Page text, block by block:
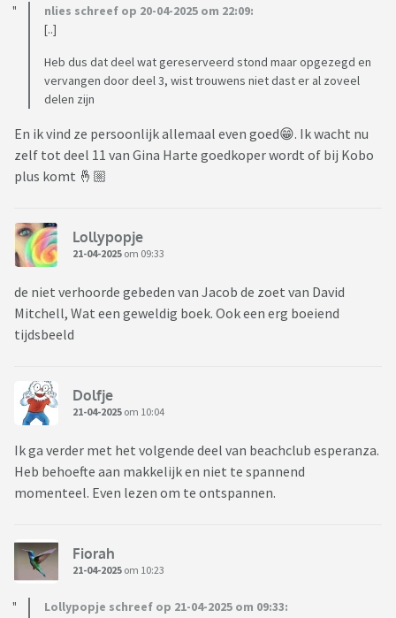
nlies schreef op 20-04-2025 om 22:09:
[..]
Heb dus dat deel wat gereserveerd stond maar opgezegd en
vervangen door deel 3, wist trouwens niet dast er al zoveel
delen zijn
En ik vind ze persoonlijk allemaal even goed😁. Ik wacht nu
zelf tot deel 11 van Gina Harte goedkoper wordt of bij Kobo
plus komt 🤞🏼
Lollypopje
21-04-2025 om 09:33
de niet verhoorde gebeden van Jacob de zoet van David
Mitchell, Wat een geweldig boek. Ook een erg boeiend
tijdsbeeld
Dolfje
21-04-2025 om 10:04
Ik ga verder met het volgende deel van beachclub esperanza.
Heb behoefte aan makkelijk en niet te spannend
momenteel. Even lezen om te ontspannen.
Fiorah
21-04-2025 om 10:23
Lollypopje schreef op 21-04-2025 om 09:33: